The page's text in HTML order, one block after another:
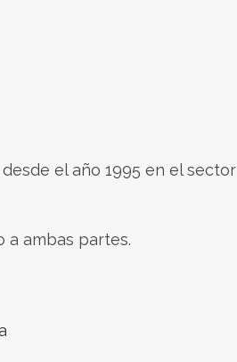
el año 1995 en el sector
a ambas partes.